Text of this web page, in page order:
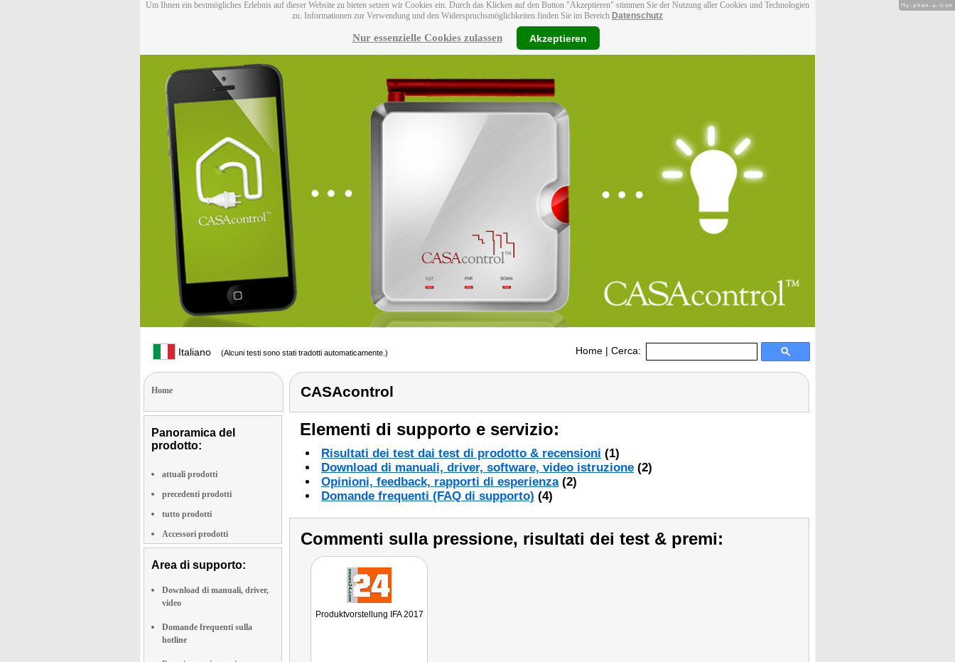
Um Ihnen ein bestmögliches Erlebnis auf dieser Website zu bieten setzen wir Cookies ein. Durch das Klicken auf den Button "Akzeptieren" stimmen Sie der Nutzung aller Cookies und Technologien
zu. Informationen zur Verwendung und den Widerspruchsmöglichkeiten finden Sie im Bereich Datenschutz
Nur essenzielle Cookies zulassen Akzeptieren
Italiano (Alcuni testi sono stati tradotti automaticamente.) Home | Cerca:
Home
Panoramica del
prodotto:
attuali prodotti
precedenti prodotti
tutto prodotti
Accessori prodotti
Area di supporto:
Download di manuali, driver,
video
Domande frequenti sulla
hotline
CASAcontrol
Elementi di supporto e servizio:
Risultati dei test dai test di prodotto & recensioni (1)
Download di manuali, driver, software, video istruzione (2)
Opinioni, feedback, rapporti di esperienza(2)
Domande frequenti (FAQ di supporto) (4)
Commenti sulla pressione, risultati dei test & premi:
Produktvorstellung IFA 2017
Hy-phen-a-tion